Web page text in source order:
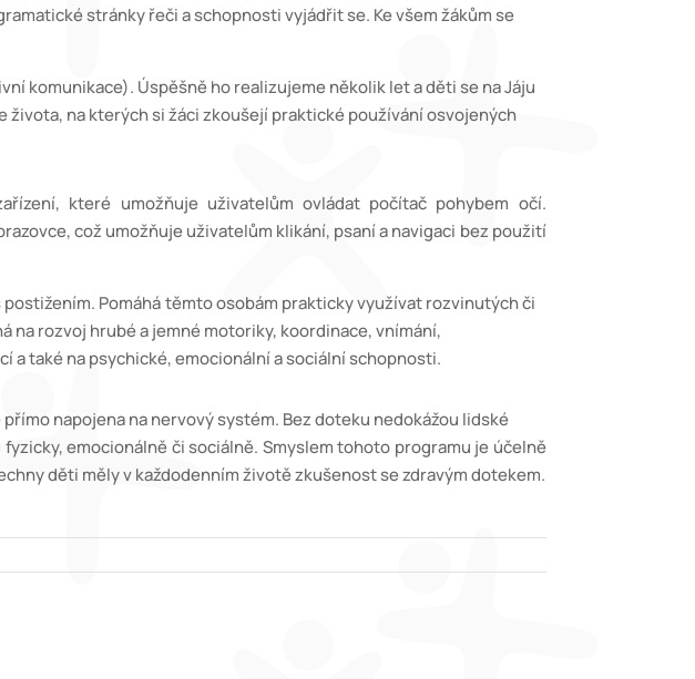
stránky řeči a schopnosti vyjádřit se. Ke všem žákům se
komunikace). Úspěšně ho realizujeme několik let a děti se na Jáju
na kterých si žáci zkoušejí praktické používání osvojených
které umožňuje uživatelům ovládat počítač pohybem očí.
což umožňuje uživatelům klikání, psaní a navigaci bez použití
Pomáhá těmto osobám prakticky využívat rozvinutých či
rozvoj hrubé a jemné motoriky, koordinace, vnímání,
také na psychické, emocionální a sociální schopnosti.
přímo napojena na nervový systém. Bez doteku nedokážou lidské
či sociálně. Smyslem tohoto programu je účelně
životě zkušenost se zdravým dotekem.